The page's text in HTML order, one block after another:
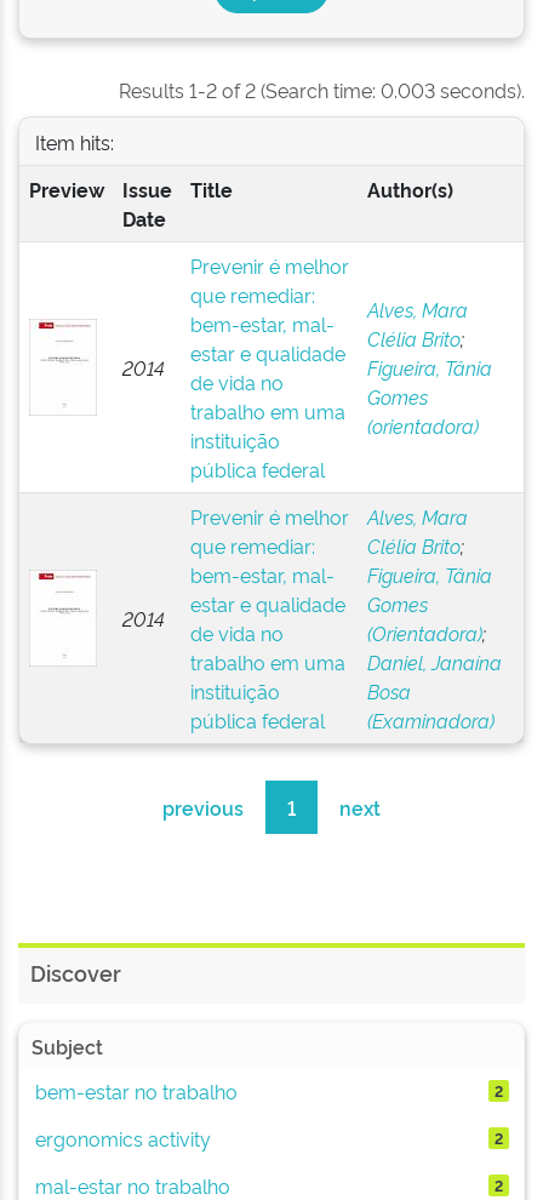
Results 1-2 of 2 (Search time: 0.003 seconds).
Item hits:
Preview
Issue
Date
Title Author(s)
2014
Prevenir é melhor
que remediar:
bem-estar, mal-
estar e qualidade
de vida no
trabalho em uma
instituição
pública federal
Alves, Mara
Clélia Brito;
Figueira, Tânia
Gomes
(orientadora)
2014
Prevenir é melhor
que remediar:
bem-estar, mal-
estar e qualidade
de vida no
trabalho em uma
instituição
pública federal
Alves, Mara
Clélia Brito;
Figueira, Tânia
Gomes
(Orientadora);
Daniel, Janaína
Bosa
(Examinadora)
previous 1 next
Discover
Subject
bem-estar no trabalho
2
ergonomics activity 2
mal-estar no trabalho 2